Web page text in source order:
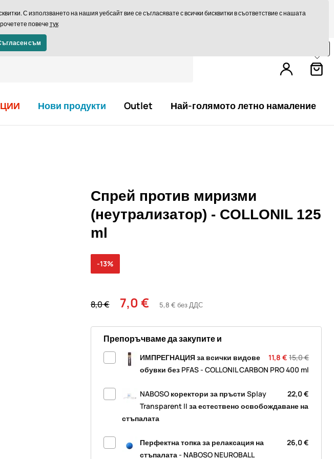
Връщане в рамките на 14 дни
Бърза доставка над 293,75 лв БЕЗПЛАТНО
Нови продукти Outlet Най-голямото летно намаление
Спрей против миризми
(неутрализатор) - COLLONIL 125
ml
8,0 € 7,0 € 5,8 € без ДДС
-13%
Препоръчваме да закупите и
11,8 € 15,0 €
ИМПРЕГНАЦИЯ за всички видове
обувки без PFAS - COLLONIL CARBON PRO 400 ml
22,0 €
NABOSO коректори за пръсти Splay
Transparent II за естествено освобождаване на
стъпалата
26,0 €
Перфектна топка за релаксация на
стъпалата - NABOSO NEUROBALL
С използването на нашия уебсайт вие се съгласявате с всички бисквитки в съответствие с нашата
повечетук
съм